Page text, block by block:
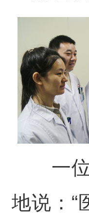
一位
地说：“